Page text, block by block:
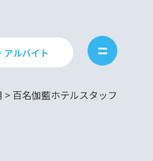
アルバイト
> 百名伽藍ホテルスタッフ